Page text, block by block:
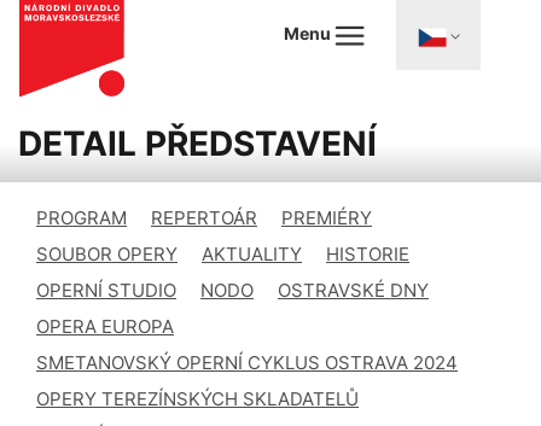
Menu
DETAIL PŘEDSTAVENÍ
PROGRAM REPERTOÁR
PREMIÉRY
SOUBOR OPERY
AKTUALITY
HISTORIE
OPERNÍ STUDIO
NODO
OSTRAVSKÉ DNY
OPERA EUROPA
SMETANOVSKÝ OPERNÍ CYKLUS OSTRAVA 2024
OPERY TEREZÍNSKÝCH SKLADATELŮ